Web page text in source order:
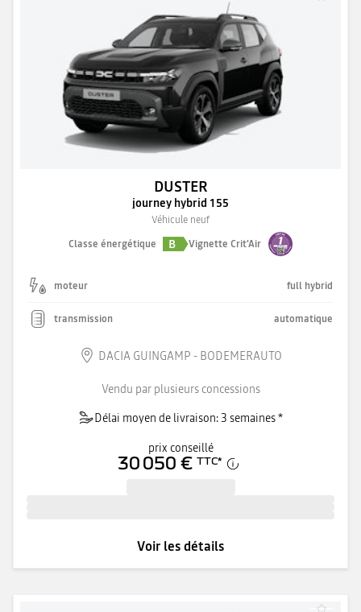
DUSTER
journey hybrid 155
Véhicule neuf
Classe énergétique
B Vignette Crit'Air
moteur full hybrid
transmission automatique
DACIA GUINGAMP - BODEMERAUTO
Vendu par plusieurs concessions
Délai moyen de livraison: 3 semaines *
prix conseillé
30 050 € TTC*
Voir les détails